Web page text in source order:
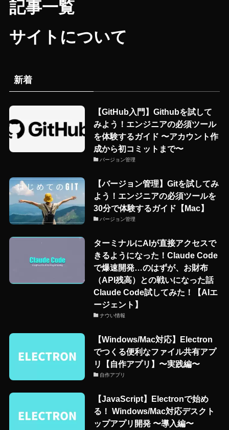
記事一覧
サイトについて
新着
【GitHub入門】Githubを試して
みよう！エンジニアの必須ツール
を体験するガイド 〜アカウント作
成から初コミットまで〜
バージョン管理
【バージョン管理】Gitを試してみ
よう！エンジニアの必須ツールを
30分で体験するガイド【Mac】
バージョン管理
ターミナルにAIが直接アクセスで
きるようになった！Claude Code
で爆速開発…のはずが、お財布
（API残高）との戦いになった話
Claude Code試してみた！【AIエ
ージェント】
ナウい情報
【Windows/Mac対応】Electron
でつくる便利なファイル共有アプ
リ【自作アプリ】〜実践編〜
自作アプリ
【JavaScript】Electronで始め
る！ Windows/Mac対応デスクト
ップアプリ開発 〜導入編〜